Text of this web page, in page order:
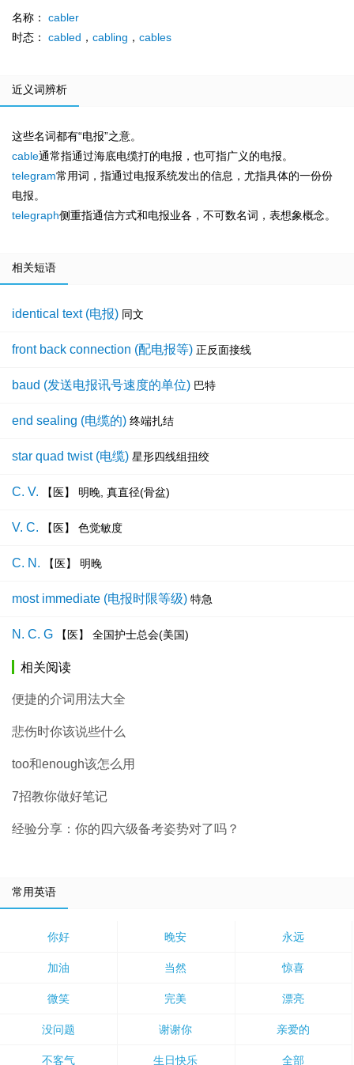
名称：
cabler
时态：
cabled ， cabling ， cables
近义词辨析
这些名词都有“电报”之意。
cable通常指通过海底电缆打的电报，也可指广义的电报。
telegram常用词，指通过电报系统发出的信息，尤指具体的一份份
电报。
telegraph侧重指通信方式和电报业各，不可数名词，表想象概念。
相关短语
identical text (电报) 同文
front back connection (配电报等) 正反面接线
baud (发送电报讯号速度的单位) 巴特
end sealing (电缆的) 终端扎结
star quad twist (电缆) 星形四线组扭绞
C. V. 【医】 明晚, 真直径(骨盆)
V. C. 【医】 色觉敏度
C. N. 【医】 明晚
most immediate (电报时限等级) 特急
N. C. G 【医】 全国护士总会(美国)
相关阅读
便捷的介词用法大全
悲伤时你该说些什么
too和enough该怎么用
7招教你做好笔记
经验分享：你的四六级备考姿势对了吗？
常用英语
你好 晚安 永远
加油 当然 惊喜
微笑 完美 漂亮
没问题 谢谢你 亲爱的
不客气 生日快乐 全部